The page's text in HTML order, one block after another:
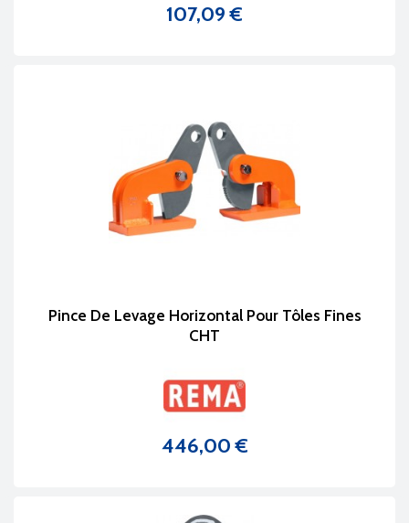
Prix
107,09 €
Pince De Levage Horizontal Pour Tôles Fines
CHT
Prix
446,00 €